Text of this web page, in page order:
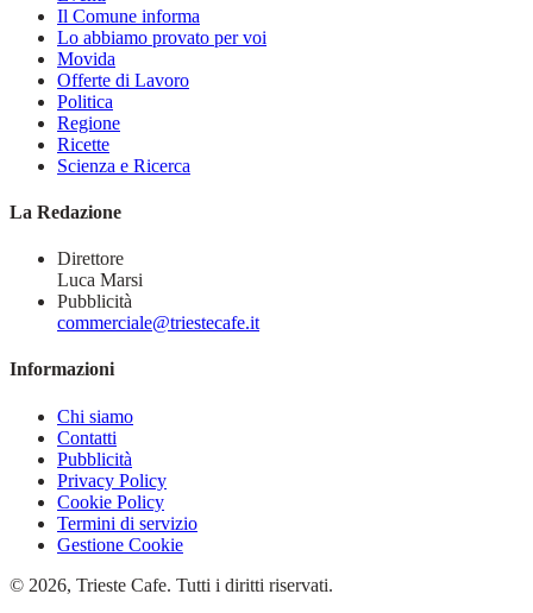
Il Comune informa
Lo abbiamo provato per voi
Movida
Offerte di Lavoro
Politica
Regione
Ricette
Scienza e Ricerca
La Redazione
Direttore
Luca Marsi
Pubblicità
commerciale@triestecafe.it
Informazioni
Chi siamo
Contatti
Pubblicità
Privacy Policy
Cookie Policy
Termini di servizio
Gestione Cookie
© 2026, Trieste Cafe. Tutti i diritti riservati.